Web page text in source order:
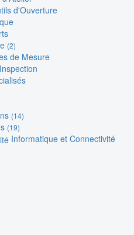
d'Ouverture
(2)
de Mesure
(14)
(19)
Informatique et Connectivité